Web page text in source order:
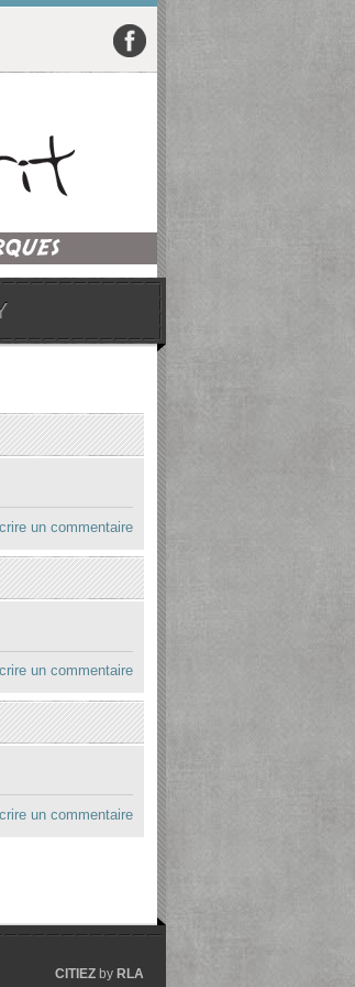
un commentaire
un commentaire
un commentaire
CITIEZ by RLA